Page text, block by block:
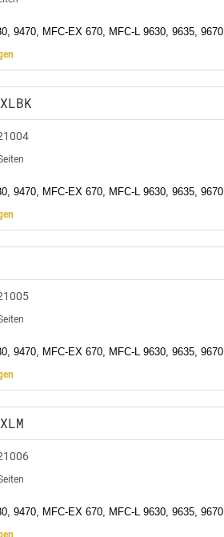
9470, MFC-EX 670, MFC-L 9630, 9635, 9670
9470, MFC-EX 670, MFC-L 9630, 9635, 9670
9470, MFC-EX 670, MFC-L 9630, 9635, 9670
9470, MFC-EX 670, MFC-L 9630, 9635, 9670